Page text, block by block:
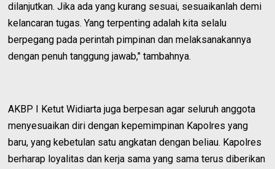
dilanjutkan. Jika ada yang kurang sesuai, sesuaikanlah demi
kelancaran tugas. Yang terpenting adalah kita selalu
berpegang pada perintah pimpinan dan melaksanakannya
dengan penuh tanggung jawab," tambahnya.
AKBP I Ketut Widiarta juga berpesan agar seluruh anggota
menyesuaikan diri dengan kepemimpinan Kapolres yang
baru, yang kebetulan satu angkatan dengan beliau. Kapolres
berharap loyalitas dan kerja sama yang sama terus diberikan